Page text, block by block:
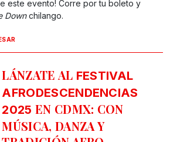
este evento! Corre por tu boleto y
Downchilango.
LÁNZATE AL FESTIVAL
AFRODESCENDENCIAS
2025 EN CDMX: CON
MÚSICA, DANZA Y